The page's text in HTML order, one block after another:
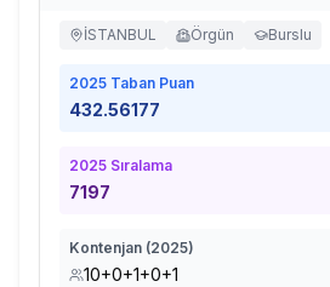
İSTANBUL Örgün Burslu
2025 Taban Puan
432.56177
2025 Sıralama
7197
Kontenjan (2025)
10+0+1+0+1